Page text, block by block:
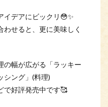
イデアにビックリ😳✨
せると、更に美味しく
の幅が広がる「ラッキー
シング」(料理)
で好評発売中です🥰